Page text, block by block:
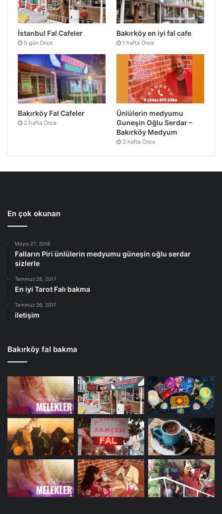
İstanbul Fal Cafeler
5 gün Önce
Bakırköy en iyi fal cafe
1 hafta Önce
Bakırköy Fal Cafeler
2 hafta Önce
Ünlülerin medyumu
Guneşin Oğlu Serdar –
Bakırköy Medyum
3 hafta Önce
En çok okunan
Mayıs 27, 2018
Falların Piri ünlülerin medyumu güneşin oğlu serdar
sizlerle
Temmuz 26, 2017
En iyi Tarot Falı bakma
Temmuz 26, 2017
iletişim
Bakırköy fal bakma